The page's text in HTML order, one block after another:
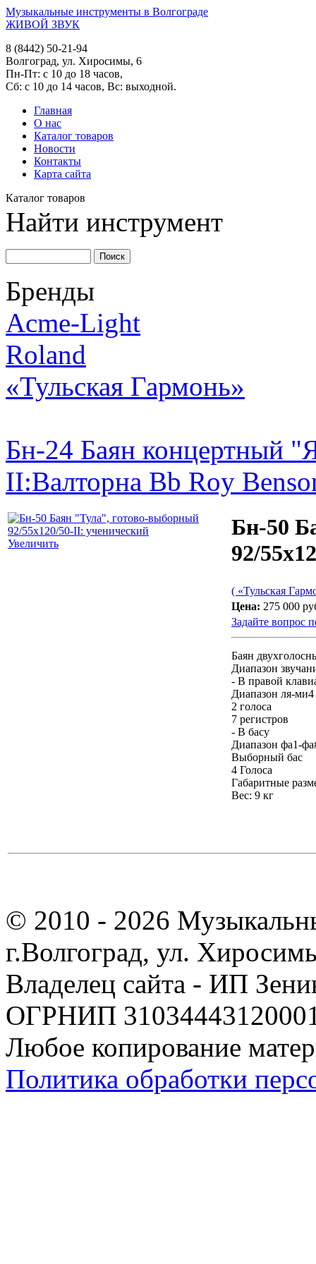
Музыкальные инструменты в Волгограде
ЖИВОЙ ЗВУК
8 (8442) 50-21-94
Волгоград, ул. Хиросимы, 6
Пн-Пт: с 10 до 18 часов,
Сб: с 10 до 14 часов, Вс: выходной.
Главная
О нас
Каталог товаров
Новости
Контакты
Карта сайта
Каталог товаров
Найти инструмент
Бренды
Acme-Light
Roland
«Тульская Гармонь»
Бн-24 Баян концертный
II:Валторна Bb Roy
Увеличить
Бн-50
92/
( «Тульская
Цена: 275 000
Задайте вопрос
Баян
Диапазон
- В правой
Диапазон ля-ми4
2 голоса
7 регистров
- В басу
Диапазон фа1-
Выборный бас
4 Голоса
Габаритные
Вес: 9 кг
© 2010 - 2026
г.Волгоград, ул.
Владелец сайта - ИП
ОГРНИП
Любое копирование
Политика обработки